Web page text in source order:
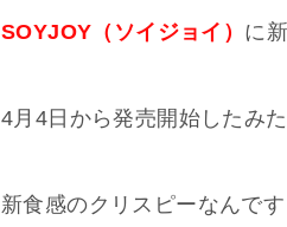
SOYJOY（ソイジョイ） に
4月4日から発売開始したみ
新食感のクリスピーなんです